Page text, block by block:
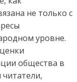
не только с
уровне.
общества в